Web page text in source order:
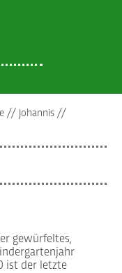
// Johannis//
gewürfeltes,
ist der letzte